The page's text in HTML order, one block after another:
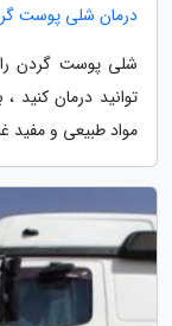
درمان شلی پوست
شلی پوست گردن
توانید درمان
مواد طبیعی و مفید